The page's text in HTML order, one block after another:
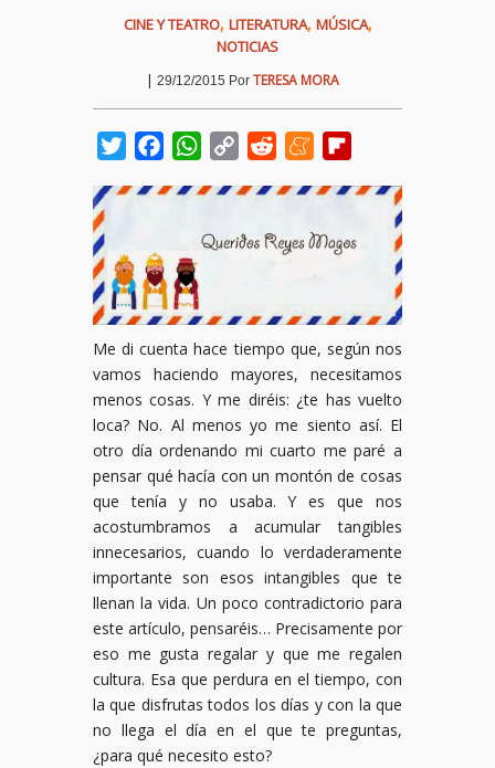
CINE Y TEATRO, LITERATURA, MÚSICA,
NOTICIAS
| 29/12/2015 Por TERESA MORA
TwitterFacebookWhatsApp
Copy
Reddit Meneame
Me di cuenta hace tiempo que, según nos
vamos haciendo mayores, necesitamos
menos cosas. Y me diréis: ¿te has vuelto
loca? No. Al menos yo me siento así. El
otro día ordenando mi cuarto me paré a
pensar qué hacía con un montón de cosas
que tenía y no usaba. Y es que nos
acostumbramos a acumular tangibles
innecesarios, cuando lo verdaderamente
importante son esos intangibles que te
llenan la vida. Un poco contradictorio para
este artículo, pensaréis… Precisamente por
eso me gusta regalar y que me regalen
cultura. Esa que perdura en el tiempo, con
la que disfrutas todos los días y con la que
no llega el día en el que te preguntas,
¿para qué necesito esto?